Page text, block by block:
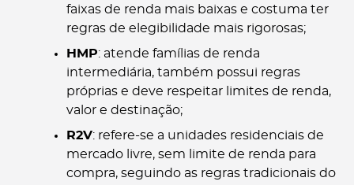
faixas de renda mais baixas e costuma ter
regras de elegibilidade mais rigorosas;
HMP: atende famílias de renda
intermediária, também possui regras
próprias e deve respeitar limites de renda,
valor e destinação;
R2V: refere-se a unidades residenciais de
mercado livre, sem limite de renda para
compra, seguindo as regras tradicionais do